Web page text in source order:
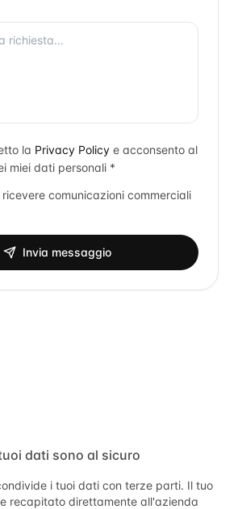
la Privacy Policy e acconsento al
miei dati personali *
comunicazioni commerciali
Invia messaggio
dati sono al sicuro
i tuoi dati con terze parti. Il tuo
recapitato direttamente all'azienda